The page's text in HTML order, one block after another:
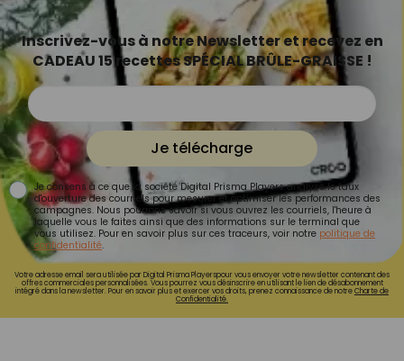
Inscrivez-vous à notre Newsletter et recevez en
CADEAU 15 recettes SPÉCIAL BRÛLE-GRAISSE !
Je télécharge
Je consens à ce que la société Digital Prisma Players analyse le taux
d'ouverture des courriels pour mesurer et optimiser les performances des
campagnes. Nous pourrons savoir si vous ouvrez les courriels, l'heure à
laquelle vous le faites ainsi que des informations sur le terminal que
vous utilisez. Pour en savoir plus sur ces traceurs, voir notre politique de
confidentialité.
Votre adresse email sera utilisée par Digital Prisma Playerspour vous envoyer votre newsletter contenant des
offres commerciales personnalisées. Vous pourrez vous désinscrire en utilisant le lien de désabonnement
intégré dans la newsletter. Pour en savoir plus et exercer vos droits, prenez connaissance de notreCharte de
Confidentialité.